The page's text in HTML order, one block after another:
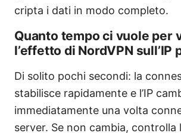
cripta i dati in modo completo.
Quanto tempo ci vuole per
l’effetto di NordVPN sull’IP
Di solito pochi secondi: la
stabilisce rapidamente e l’IP
immediatamente una volta
server. Se non cambia, controlla